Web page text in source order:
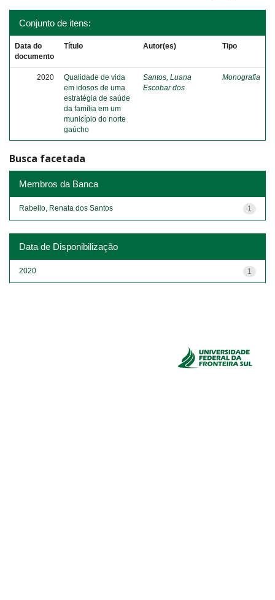
Conjunto de itens:
Data do
documento
Título Autor(es) Tipo
2020
Qualidade de vida
em idosos de uma
estratégia de saúde
da família em um
município do norte
gaúcho
Santos, Luana
Escobar dos
Monografia
Busca facetada
Membros da Banca
1
Rabello, Renata dos Santos
Data de Disponibilização
1
2020